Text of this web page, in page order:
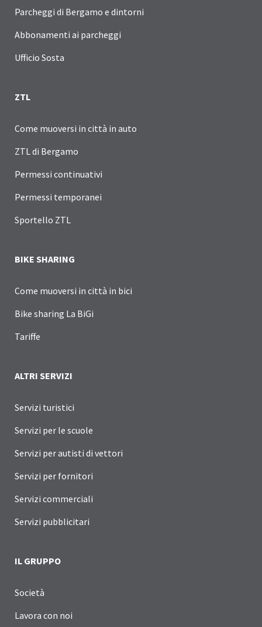
Parcheggi di Bergamo e dintorni
Abbonamenti ai parcheggi
Ufficio Sosta
ZTL
Come muoversi in città in auto
ZTL di Bergamo
Permessi continuativi
Permessi temporanei
Sportello ZTL
BIKE SHARING
Come muoversi in città in bici
Bike sharing La BiGi
Tariffe
ALTRI SERVIZI
Servizi turistici
Servizi per le scuole
Servizi per autisti di vettori
Servizi per fornitori
Servizi commerciali
Servizi pubblicitari
IL GRUPPO
Società
Lavora con noi